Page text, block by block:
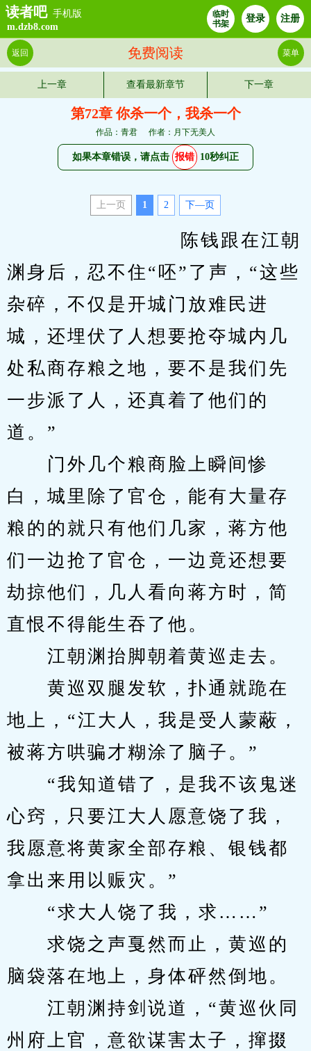
读者吧 手机版
m.dzb8.com
临时
书架
登录 注册
免费阅读
返回 菜单
上一章 查看最新章节 下一章
第72章 你杀一个，我杀一个
作品：青君 作者：月下无美人
如果本章错误，请点击 报错 10秒纠正
上一页 1 2 下—页
渊身后，忍不住“呸”了声，“这些
杂碎，不仅是开城门放难民进
城，还埋伏了人想要抢夺城内几
处私商存粮之地，要不是我们先
一步派了人，还真着了他们的
道。”
门外几个粮商脸上瞬间惨
白，城里除了官仓，能有大量存
粮的的就只有他们几家，蒋方他
们一边抢了官仓，一边竟还想要
劫掠他们，几人看向蒋方时，简
直恨不得能生吞了他。
江朝渊抬脚朝着黄巡走去。
黄巡双腿发软，扑通就跪在
地上，“江大人，我是受人蒙蔽，
被蒋方哄骗才糊涂了脑子。”
“我知道错了，是我不该鬼迷
心窍，只要江大人愿意饶了我，
我愿意将黄家全部存粮、银钱都
拿出来用以赈灾。”
“求大人饶了我，求……”
求饶之声戛然而止，黄巡的
脑袋落在地上，身体砰然倒地。
江朝渊持剑说道，“黄巡伙同
州府上官，意欲谋害太子，撺掇